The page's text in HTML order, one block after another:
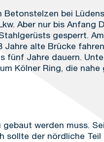
bei
Aber nur bis Anfang
gesperrt.
alte Brücke
fünf Jahre dauern.
Kölner Ring, die
werden muss.
sollte der nördliche Teil